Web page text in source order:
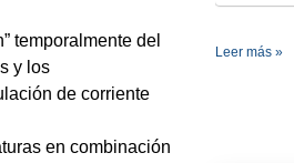
temporalmente del
y los
de corriente
en combinación
Leer más »